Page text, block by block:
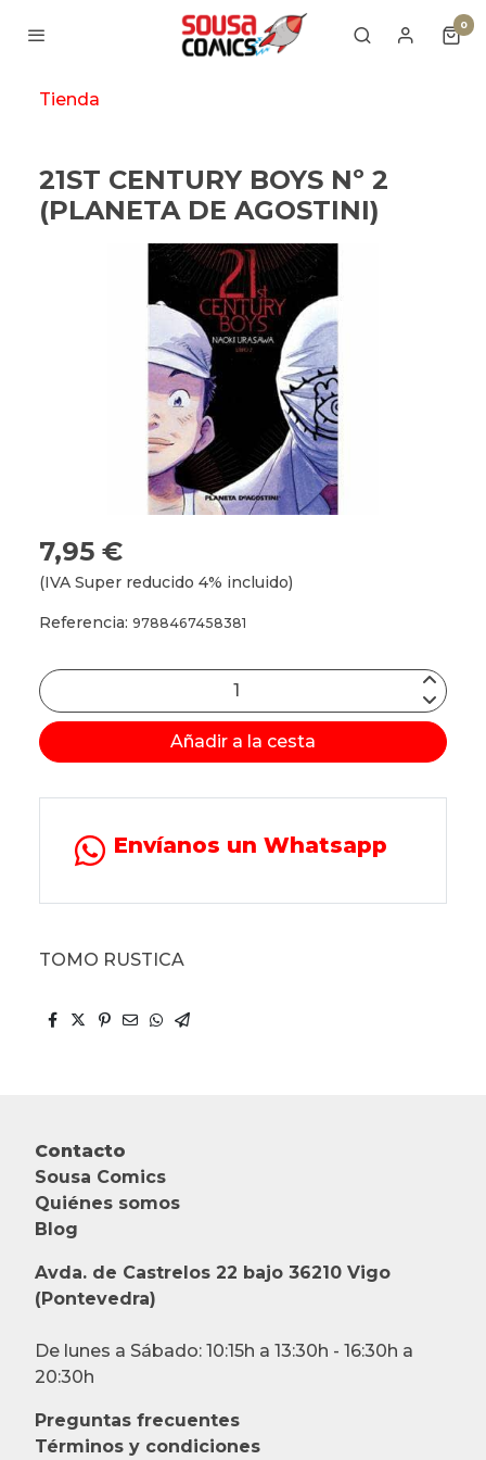
0
Tienda
21ST CENTURY BOYS Nº 2
(PLANETA DE AGOSTINI)
7,95 €
(IVA Super reducido 4% incluido)
Referencia: 9788467458381
Añadir a la cesta
Envíanos un Whatsapp
TOMO RUSTICA
Contacto
Sousa Comics
Quiénes somos
Blog
Avda. de Castrelos 22 bajo 36210 Vigo
(Pontevedra)
De lunes a Sábado: 10:15h a 13:30h - 16:30h a
20:30h
Preguntas frecuentes
Términos y condiciones